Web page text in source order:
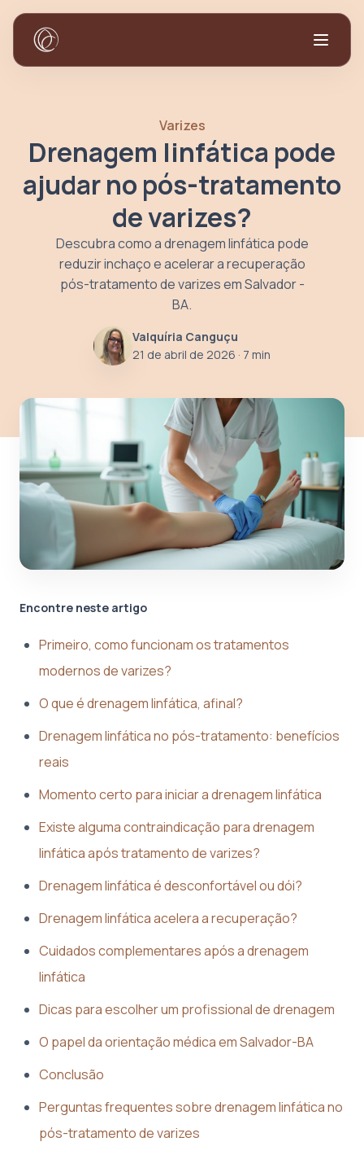
Varizes
Drenagem linfática pode
ajudar no pós-tratamento
de varizes?
Descubra como a drenagem linfática pode
reduzir inchaço e acelerar a recuperação
pós-tratamento de varizes em Salvador -
BA.
Valquíria Canguçu
21 de abril de 2026 · 7 min
Encontre neste artigo
Primeiro, como funcionam os tratamentos
modernos de varizes?
O que é drenagem linfática, afinal?
Drenagem linfática no pós-tratamento: benefícios
reais
Momento certo para iniciar a drenagem linfática
Existe alguma contraindicação para drenagem
linfática após tratamento de varizes?
Drenagem linfática é desconfortável ou dói?
Drenagem linfática acelera a recuperação?
Cuidados complementares após a drenagem
linfática
Dicas para escolher um profissional de drenagem
O papel da orientação médica em Salvador-BA
Conclusão
Perguntas frequentes sobre drenagem linfática no
pós-tratamento de varizes